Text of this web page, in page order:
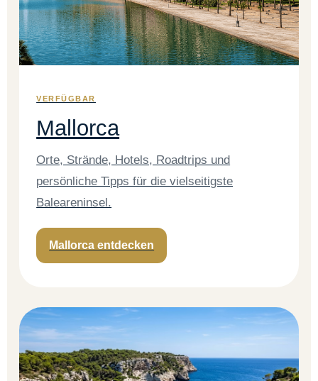
VERFÜGBAR
Mallorca
Orte, Strände, Hotels, Roadtrips und
persönliche Tipps für die vielseitigste
Baleareninsel.
Mallorca entdecken